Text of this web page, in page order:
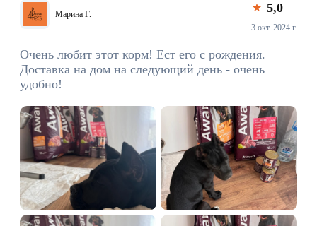
Марина Г. 5,0
3 окт. 2024 г.
Очень любит этот корм! Ест его с рождения.
Доставка на дом на следующий день - очень
удобно!